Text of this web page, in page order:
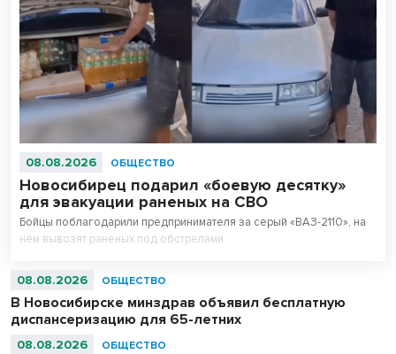
08.08.2026 ОБЩЕСТВО
Новосибирец подарил «боевую десятку»
для эвакуации раненых на СВО
Бойцы поблагодарили предпринимателя за серый «ВАЗ-2110», на
нем вывозят раненых под обстрелами.
08.08.2026 ОБЩЕСТВО
В Новосибирске минздрав объявил бесплатную
диспансеризацию для 65-летних
08.08.2026 ОБЩЕСТВО